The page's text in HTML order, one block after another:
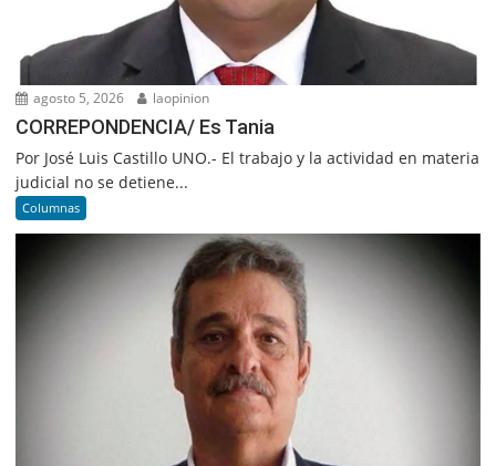
agosto 5, 2026 laopinion
CORREPONDENCIA/ Es Tania
Por José Luis Castillo UNO.- El trabajo y la actividad en materia
judicial no se detiene...
Columnas